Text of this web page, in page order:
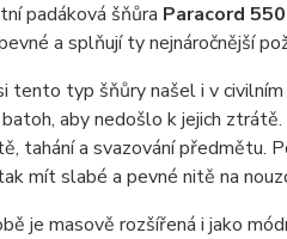
padáková šňůra Paracord
a splňují ty nejnáročnější
tento typ šňůry našel i v civilním
aby nedošlo k jejich
tahání a svazování předmětu.
mít slabé a pevné nitě na
je masově rozšířená i jako